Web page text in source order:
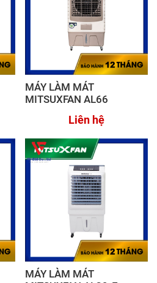
MÁY LÀM MÁT
MITSUXFAN AL66
Liên hệ
MÁY LÀM MÁT